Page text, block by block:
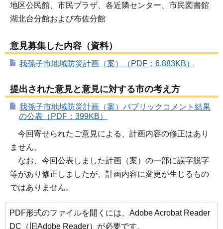
地区公民館、市民プラザ、各近隣センター、市民図書館
湖北台分館および布佐分館
意見募集した内容（資料）
我孫子市地域防災計画（案）（PDF：6,883KB）
提出された意見と意見に対する市の考え方
我孫子市地域防災計画（案）パブリックコメント結果
の公表（PDF：399KB）
今回寄せられたご意見による、計画内容の修正はあり
ません。
なお、今回公表しました計画（案）の一部に誤字脱字
等があり修正しましたが、計画内容に変更が生じるもの
ではありません。
PDF形式のファイルを開くには、Adobe Acrobat Reader
DC（旧Adobe Reader）が必要です。